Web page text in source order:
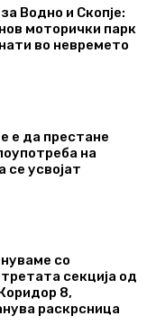
Водно и Скопје:
моторички парк
во невремето
е да престане
на
се усвојат
со
секција од
8,
раскрсница